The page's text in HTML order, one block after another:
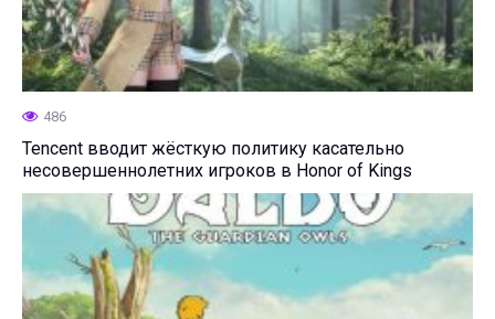
486
Tencent вводит жёсткую политику касательно
несовершеннолетних игроков в Honor of Kings